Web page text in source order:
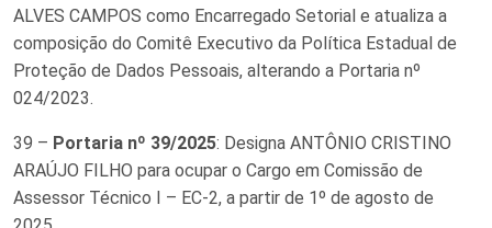
ALVES CAMPOS como Encarregado Setorial e atualiza a
composição do Comitê Executivo da Política Estadual de
Proteção de Dados Pessoais, alterando a Portaria nº
024/2023.
39 – Portaria nº 39/2025: Designa ANTÔNIO CRISTINO
ARAÚJO FILHO para ocupar o Cargo em Comissão de
Assessor Técnico I – EC-2, a partir de 1º de agosto de